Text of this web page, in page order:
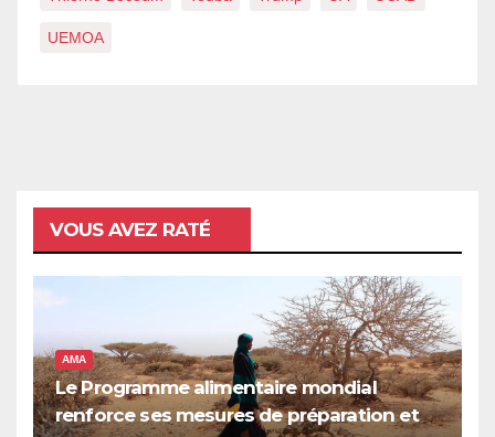
UEMOA
VOUS AVEZ RATÉ
AMA
Le Programme alimentaire mondial
renforce ses mesures de préparation et